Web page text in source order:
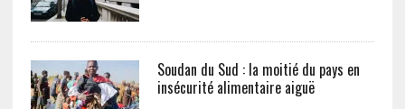
Soudan du Sud : la moitié du pays en
insécurité alimentaire aiguë